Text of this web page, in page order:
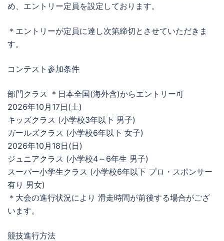
め、エントリー定員を設定しております。
＊エントリーが定員に達し次第締切とさせていただきま
す。
コンテスト参加条件
部門クラス ＊日本全国(海外含)からエントリー可
2026年10月17日(土)
キッズクラス (小学校3年以下 男子)
ガールズクラス (小学校6年以下 女子)
2026年10月18日(日)
ジュニアクラス (小学校4～6年生 男子)
スーパー小学生クラス (小学校6年以下 プロ・スポンサー
有り 男女)
＊大会の進行状況により 滑走時間が前後する場合がござ
います。
競技進行方法